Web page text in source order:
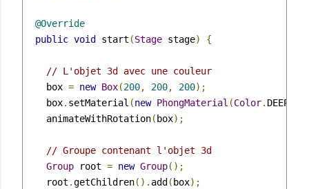
@Override
public void start (Stage stage) {
// L'objet 3d avec une couleur
    box
= new Box(200, 200, 200);
    box
. setMaterial (new PhongMaterial (Color.
    animateWithRotation
( box);
// Groupe contenant l'objet 3d
Group root = new Group();
    root
.getChildren(). add ( box);